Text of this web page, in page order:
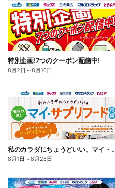
特別企画!7つのクーポン配信中!
8月2日 ～8月10日
私のカラダにちょう
8月1日 ～8月28日